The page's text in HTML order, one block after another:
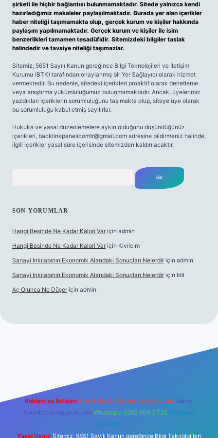
şirketi ile hiçbir bağlantısı bulunmamaktadır. Sitede yalnızca kendi
hazırladığımız makaleler paylaşılmaktadır. Burada yer alan içerikler
haber niteliği taşımamakta olup, gerçek kurum ve kişiler hakkında
paylaşım yapılmamaktadır. Gerçek kurum ve kişiler ile isim
benzerlikleri tamamen tesadüfidir. Sitemizdeki bilgiler taslak
halindedir ve tavsiye niteliği taşımazlar.
Sitemiz, 5651 Sayılı Kanun gereğince Bilgi Teknolojileri ve İletişim
Kurumu (BTK) tarafından onaylanmış bir Yer Sağlayıcı olarak hizmet
vermektedir. Bu nedenle, sitedeki içerikleri proaktif olarak denetleme
veya araştırma yükümlülüğümüz bulunmamaktadır. Ancak, üyelerimiz
yazdıkları içeriklerin sorumluluğunu taşımakta olup, siteye üye olarak
bu sorumluluğu kabul etmiş sayılırlar.
Hukuka ve yasal düzenlemelere aykırı olduğunu düşündüğünüz
içerikleri, backlinkpanelicomtr@gmail.com adresine bildirmeniz halinde,
ilgili içerikler yasal süre içerisinde sitemizden kaldırılacaktır.
SON YORUMLAR
Hangi Besinde Ne Kadar Kalori Var için admin
Hangi Besinde Ne Kadar Kalori Var için Kıvılcım
Sanayi Inkılabının Ekonomik Alandaki Sonuçları Nelerdir için admin
Sanayi Inkılabının Ekonomik Alandaki Sonuçları Nelerdir için İdil
Aç Olunca Ne Düşer için admin
Reklam ve İletişim: E-mail: backlinkpaneli@gmail.com Teams:
forumhizmeti@gmail.com Whatsapp: 0262 606 0 726 Telegram:
@karabul
Yasal Uyarı: Sitemiz, 5651 Sayılı Kanun gereğince Bilgi Teknolojileri